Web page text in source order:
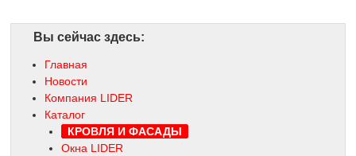
Вы сейчас здесь:
Главная
Новости
Компания LIDER
Каталог
КРОВЛЯ И ФАСАДЫ
Окна LIDER